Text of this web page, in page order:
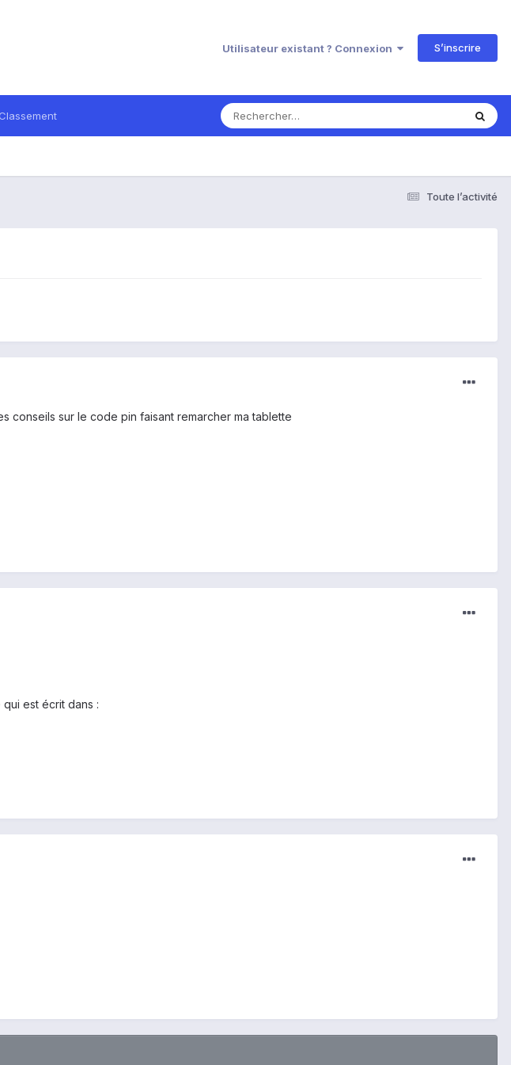
Utilisateur existant ? Connexion S’inscrire
Classement
Toute l’activité
conseils sur le code pin faisant remarcher ma tablette
est écrit dans :